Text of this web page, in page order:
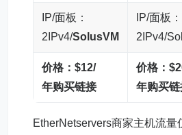
IP/面板：
2IPv4/SolusVM
IP/面板：
2IPv4/
价格：$12/
年购买链接
价格：
年购买链
EtherNetservers商家主机流量